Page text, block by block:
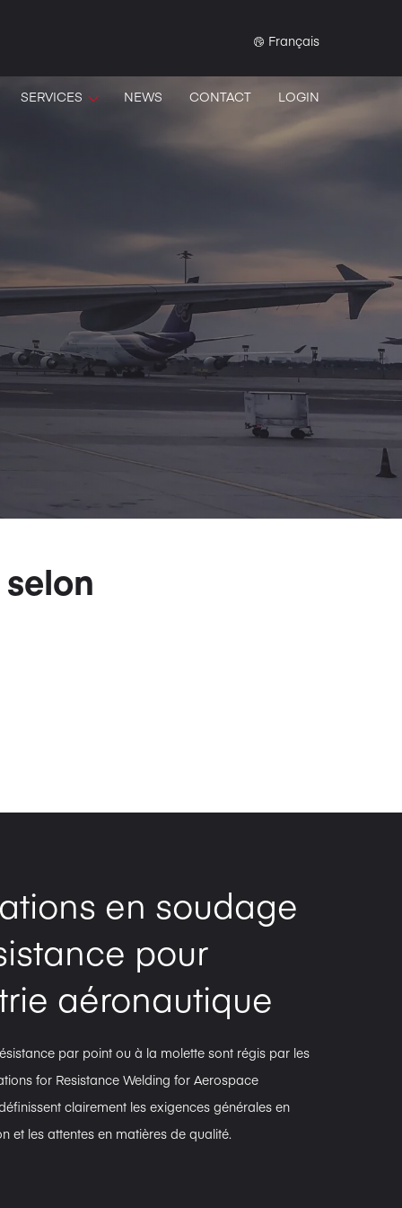
Français
SERVICES NEWS CONTACT LOGIN
en soudage
pour
aéronautique
par point ou à la molette sont régis par les
for Resistance Welding for Aerospace
clairement les exigences générales en
et les attentes en matières de qualité.